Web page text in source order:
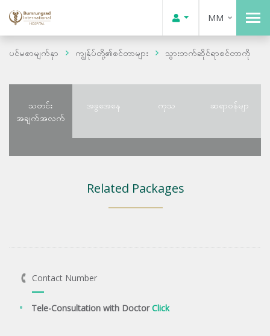
MM
ပင်မစာမျက်နှာ ကျွန်ုပ်တို့၏စင်တာများ သွားဘက်ဆိုင်ရာစင်တာကို
သတင်း
အချက်အလက်
အခွအေနေ ကုသ ဆရာဝန်မျာ
Related Packages
Contact Number
Tele-Consultation with DoctorClick